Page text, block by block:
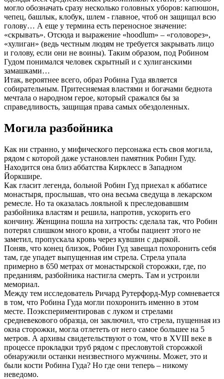
могло обозначать сразу несколько головных уборов: капюшон,
чепец, башлык, клобук, шлем - главное, чтоб он защищал всю
голову… А еще у термина есть переносное значение:
«скрывать». Отсюда и выражение «hoodlum» – «головорез»,
«хулиган» (ведь честным людям не требуется закрывать лицо
и голову, если они не воины). Таким образом, под Робином
Гудом понимался человек скрытный и с хулиганскими
замашками…
Итак, вероятнее всего, образ Робина Гуда является
собирательным. Притесняемая властями и богачами беднота
мечтала о народном герое, который сражался бы за
справедливость, защищая права самых обездоленных.
Могила разбойника
Как ни странно, у мифического персонажа есть своя могила,
рядом с которой даже установлен памятник Робин Гуду.
Находится она близ аббатства Кирклесс в Западном
Йоркшире.
Как гласит легенда, больной Робин Гуд приехал к аббатисе
монастыря, прослышав, что она весьма сведуща в лекарском
ремесле. Но та оказалась лояльной к преследовавшим
разбойника властям и решила, напротив, ускорить его
кончину. Женщина пошла на хитрость: сделала так, что Робин
потерял слишком много крови, а чтобы пациент этого не
заметил, пропускала кровь через кувшин с дыркой.
Поняв, что конец близок, Робин Гуд завещал похоронить себя
там, где упадет выпущенная им стрела. Стрела упала
примерно в 650 метрах от монастырской сторожки, где, по
преданиям, разбойника настигла смерть. Там и устроили
мемориал.
Между тем исследователь Ричард Рутерфорд-Мур сомневается
в том, что Робина Гуда могли похоронить именно в этом
месте. Поэкспериментировав с луком и стрелами
средневекового образца, он заключил, что стрела, пущенная из
окна сторожки, могла отлететь от него самое большее на 5
метров. А архивы свидетельствуют о том, что в XVIII веке в
процессе прокладки труб рядом с пресловутой сторожкой
обнаружили останки неизвестного мужчины. Может, это и
были кости Робина Гуда? Но где они теперь – никому
неведомо.